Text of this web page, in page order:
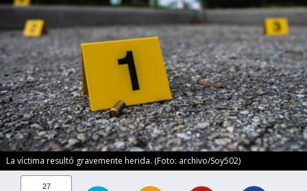
La víctima resultó gravemente herida. (Foto: archivo/Soy502)
27